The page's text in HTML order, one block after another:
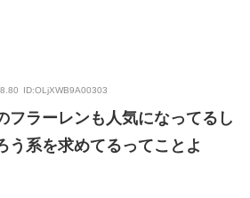
ID:OLjXWB9A00303
フラーレンも人気になってるし
う系を求めてるってことよ